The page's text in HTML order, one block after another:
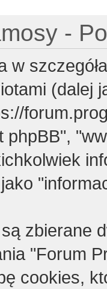
-
w
(dalej
phpBB",
zbierane
"Forum
cookies,